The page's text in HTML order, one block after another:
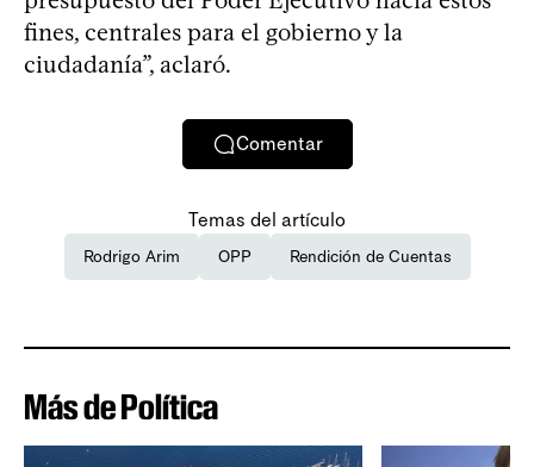
fines, centrales para el gobierno y la
ciudadanía”, aclaró.
Comentar
Temas del artículo
Rodrigo Arim OPP Rendición de Cuentas
Más de Política